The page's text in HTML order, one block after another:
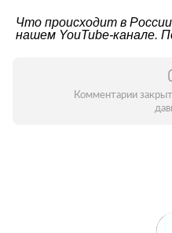
Что происходит в
нашем YouTube-канале.
Комментарии